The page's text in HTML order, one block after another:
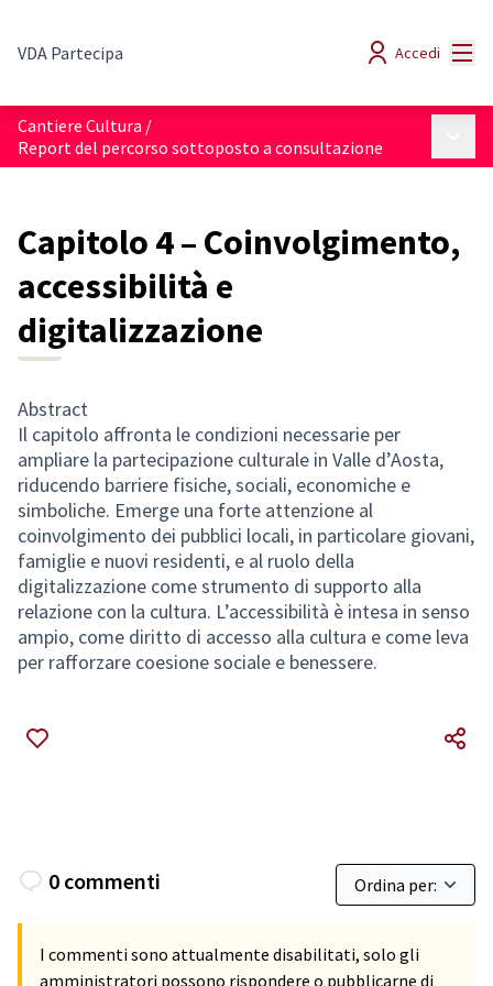
VDA Partecipa Accedi
Cantiere Cultura /
Report del percorso sottoposto a consultazione
Capitolo 4 – Coinvolgimento,
accessibilità e
digitalizzazione
Abstract
Il capitolo affronta le condizioni necessarie per
ampliare la partecipazione culturale in Valle d’Aosta,
riducendo barriere fisiche, sociali, economiche e
simboliche. Emerge una forte attenzione al
coinvolgimento dei pubblici locali, in particolare giovani,
famiglie e nuovi residenti, e al ruolo della
digitalizzazione come strumento di supporto alla
relazione con la cultura. L’accessibilità è intesa in senso
ampio, come diritto di accesso alla cultura e come leva
per rafforzare coesione sociale e benessere.
0 commenti
I commenti sono attualmente disabilitati, solo gli
amministratori possono rispondere o pubblicarne di